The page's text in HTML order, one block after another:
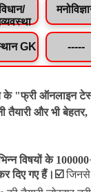
GK -----
के "फ्री ऑनलाइन
और भी बेहतर,
विषयों के
दिए गए हैं। ☑️ जिनसे